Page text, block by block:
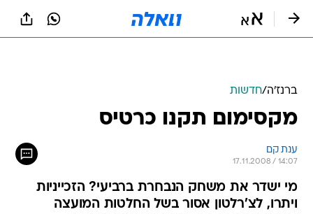
ברנז'ה/חדשות
מקסימום תקנו כרטיס
ענת קם
17.11.2008 / 14:07
מי ישדר את משחק הנבחרת ברביעי? הזכייניות
ויתרו, לצ'רלטון אסור בשל החלטות המועצה